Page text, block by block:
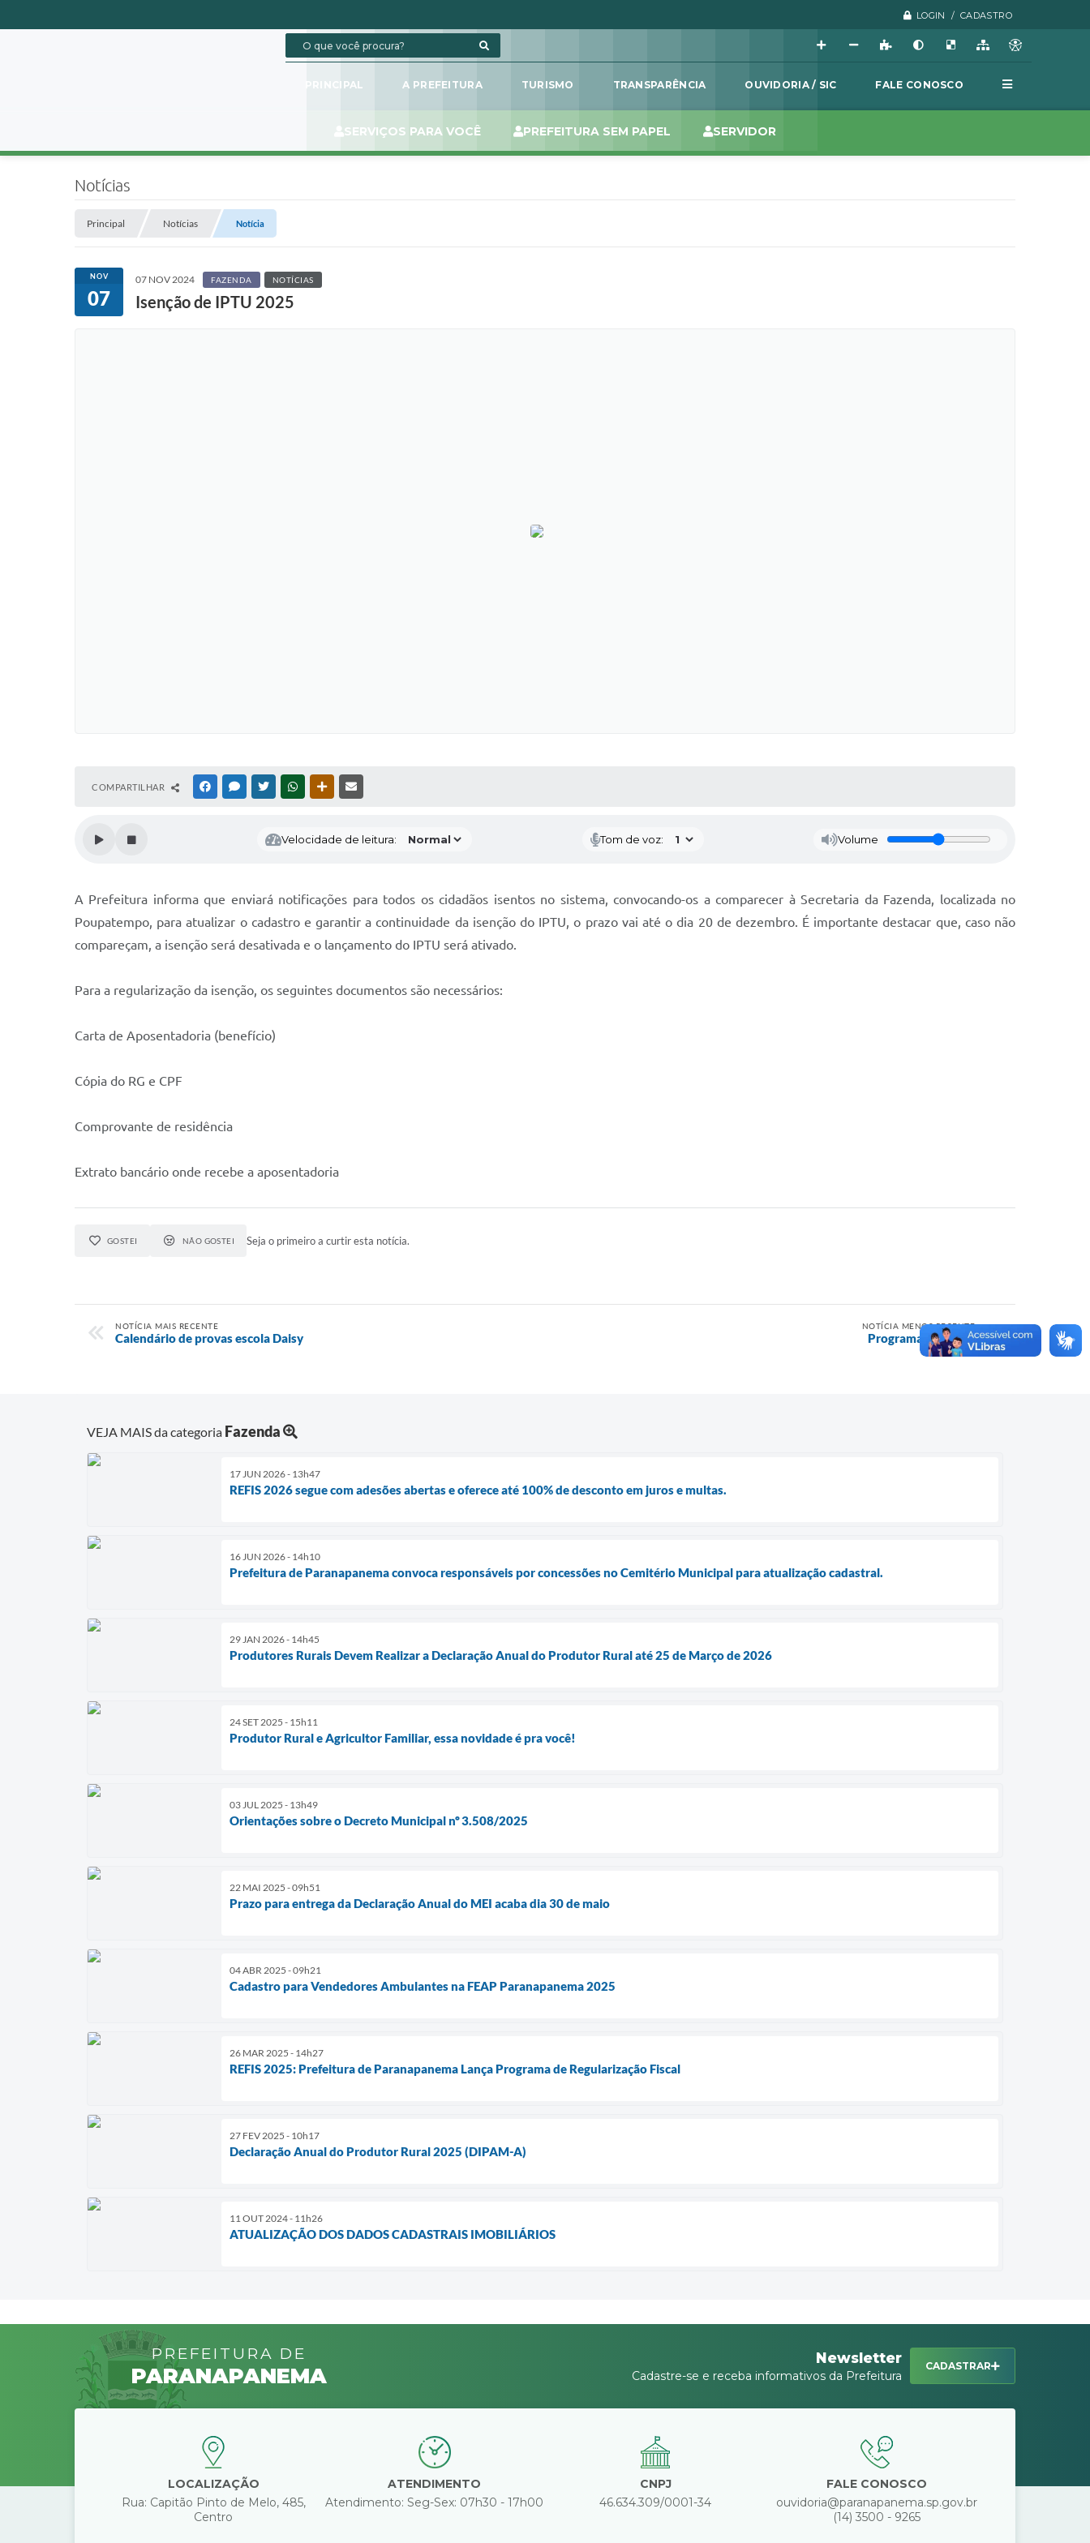
LOGIN / CADASTRO
PRINCIPAL A PREFEITURA TURISMO TRANSPARÊNCIA OUVIDORIA / SIC FALE CONOSCO
SERVIÇOS PARA VOCÊ PREFEITURA SEM PAPEL SERVIDOR
Notícias
Principal Notícias Notícia
NOV
07
07 NOV 2024 FAZENDA NOTÍCIAS
Isenção de IPTU 2025
COMPARTILHAR FACEBOOKMESSENGER
TWITTERWHATSAPPOUTRAS MÍDIAS
Velocidade de leitura: Tom de voz: Volume
A Prefeitura informa que enviará notificações para todos os cidadãos isentos no sistema, convocando-os a comparecer à Secretaria da Fazenda, localizada no
Poupatempo, para atualizar o cadastro e garantir a continuidade da isenção do IPTU, o prazo vai até o dia 20 de dezembro. É importante destacar que, caso não
compareçam, a isenção será desativada e o lançamento do IPTU será ativado.
Para a regularização da isenção, os seguintes documentos são necessários:
Carta de Aposentadoria (benefício)
Cópia do RG e CPF
Comprovante de residência
Extrato bancário onde recebe a aposentadoria
GOSTEI NÃO GOSTEI Seja o primeiro a curtir esta notícia.
NOTÍCIA MAIS RECENTE
Calendário de provas escola Daisy
NOTÍCIA MENOS RECENTE
Programa Vivaleite
VEJA MAIS da categoria Fazenda
17 JUN 2026 - 13h47
REFIS 2026 segue com adesões abertas e oferece até 100% de desconto em juros e multas.
16 JUN 2026 - 14h10
Prefeitura de Paranapanema convoca responsáveis por concessões no Cemitério Municipal para atualização cadastral.
29 JAN 2026 - 14h45
Produtores Rurais Devem Realizar a Declaração Anual do Produtor Rural até 25 de Março de 2026
24 SET 2025 - 15h11
Produtor Rural e Agricultor Familiar, essa novidade é pra você!
03 JUL 2025 - 13h49
Orientações sobre o Decreto Municipal nº 3.508/2025
22 MAI 2025 - 09h51
Prazo para entrega da Declaração Anual do MEI acaba dia 30 de maio
04 ABR 2025 - 09h21
Cadastro para Vendedores Ambulantes na FEAP Paranapanema 2025
26 MAR 2025 - 14h27
REFIS 2025: Prefeitura de Paranapanema Lança Programa de Regularização Fiscal
27 FEV 2025 - 10h17
Declaração Anual do Produtor Rural 2025 (DIPAM-A)
11 OUT 2024 - 11h26
ATUALIZAÇÃO DOS DADOS CADASTRAIS IMOBILIÁRIOS
PREFEITURA DE
PARANAPANEMA
Newsletter
Cadastre-se e receba informativos da Prefeitura
CADASTRAR
LOCALIZAÇÃO
Rua: Capitão Pinto de Melo, 485,
Centro
ATENDIMENTO
Atendimento: Seg-Sex: 07h30 - 17h00
CNPJ
46.634.309/0001-34
FALE CONOSCO
ouvidoria@paranapanema.sp.gov.br
(14) 3500 - 9265